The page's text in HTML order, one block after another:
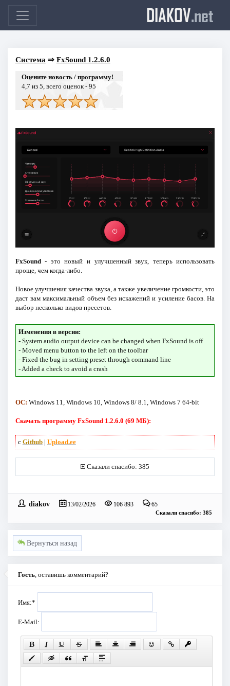
DIAKOV.net
Система ⇒ FxSound 1.2.6.0
Оцените новость / программу!
4,7 из 5, всего оценок - 95
FxSound- это новый и улучшенный звук, теперь использовать
проще, чем когда-либо.
Новое улучшения качества звука, а также увеличение громкости, это
даст вам максимальный объем без искажений и усиление басов. На
выбор несколько видов пресетов.
Изменения в версии:
- System audio output device can be changed when FxSound is off
- Moved menu button to the left on the toolbar
- Fixed the bug in setting preset through command line
- Added a check to avoid a crash
ОС: Windows 11, Windows 10, Windows 8/ 8.1, Windows 7 64-bit
Скачать программу FxSound 1.2.6.0 (69 МБ):
с Github| Upload.ee
Сказали спасибо: 385
diakov 13/02/2026 106 893 65
Сказали спасибо: 385
Вернуться назад
Гость, оставишь комментарий?
Имя:*
E-Mail: